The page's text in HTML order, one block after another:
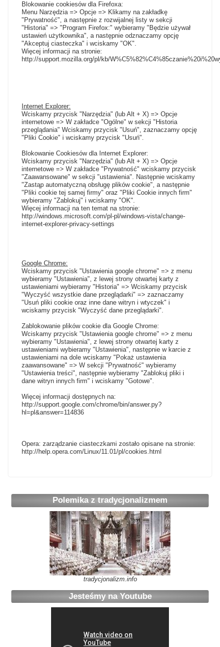
Polemika z tradycjonalizmem
tradycjonalizm.info
Jesteśmy na Youtube
Blokowanie cookiesów dla Firefoxa:
Menu Narzędzia => Opcje => Klikamy na zakładkę
"Prywatność", a następnie z rozwijalnej listy w sekcji
"Historia" => "Program Firefox:" wybieramy "Będzie używał
ustawień użytkownika", a następnie odznaczamy opcję
"Akceptuj ciasteczka" i wciskamy "OK".
Więcej informacji na stronie:
http://support.mozilla.org/pl/kb/
Internet Explorer:
Wciskamy przycisk "Narzędzia" (lub Alt + X) => Opcje
internetowe => W zakładce "Ogólne" w sekcji "Historia
przeglądania" Wciskamy przycisk "Usuń", zaznaczamy opcję
"Pliki Cookie" i wciskamy przycisk "Usuń".
Blokowanie Cookiesów dla Internet Explorer:
Wciskamy przycisk "Narzędzia" (lub Alt + X) => Opcje
internetowe => W zakładce "Prywatność" wciskamy przycisk
"Zaawansowane" w sekcji "ustawienia". Następnie wciskamy
"Zastąp automatyczną obsługę plików cookie", a następnie
"Pliki cookie tej samej firmy" oraz "Pliki Cookie innych firm"
wybieramy "Zablokuj" i wciskamy "OK".
Więcej informacji na ten temat na stronie:
http://windows.microsoft.com/pl-pl/windows-vista/change-
internet-explorer-privacy-settings
Google Chrome:
Wciskamy przycisk "Ustawienia google chrome" => z menu
wybieramy "Ustawienia", z lewej strony otwartej karty z
ustawieniami wybieramy "Historia" => Wciskamy przycisk
"Wyczyść wszystkie dane przeglądarki" => zaznaczamy
"Usuń pliki cookie oraz inne dane witryn i wtyczek" i
wciskamy przycisk "Wyczyść dane przeglądarki".
Zablokowanie plików cookie dla Google Chrome:
Wciskamy przycisk "Ustawienia google chrome" => z menu
wybieramy "Ustawienia", z lewej strony otwartej karty z
ustawieniami wybieramy "Ustawienia", następnie w karcie z
ustawieniami na dole wciskamy "Pokaż ustawienia
zaawansowane" => W sekcji "Prywatność" wybieramy
"Ustawienia treści", następnie wybieramy "Zablokuj pliki i
dane witryn innych firm" i wciskamy "Gotowe".
Więcej informacji dostępnych na:
http://support.google.com/chrome/bin/answer.py?
hl=pl&answer=114836
Opera: zarządzanie ciasteczkami zostało opisane na stronie:
http://help.opera.com/Linux/11.01/pl/cookies.html